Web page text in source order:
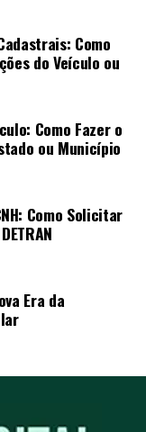
Como
do Veículo ou
Como Fazer o
ou Município
Como Solicitar
Era da